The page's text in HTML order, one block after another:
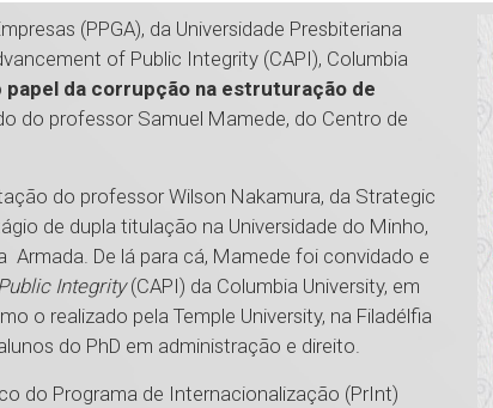
(PPGA), da Universidade Presbiteriana
of Public Integrity (CAPI), Columbia
papel da corrupção na estruturação de
do professor Samuel Mamede, do Centro de
do professor Wilson Nakamura, da Strategic
de dupla titulação na Universidade do Minho,
De lá para cá, Mamede foi convidado e
Integrity(CAPI) da Columbia University, em
o realizado pela Temple University, na Filadélfia
do PhD em administração e direito.
do Programa de Internacionalização (PrInt)